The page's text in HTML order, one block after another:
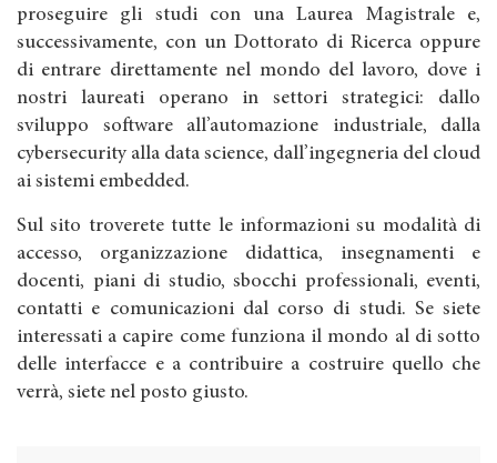
proseguire gli studi con una Laurea Magistrale e,
successivamente, con un Dottorato di Ricerca oppure
di entrare direttamente nel mondo del lavoro, dove i
nostri laureati operano in settori strategici: dallo
sviluppo software all’automazione industriale, dalla
cybersecurity alla data science, dall’ingegneria del cloud
ai sistemi embedded.
Sul sito troverete tutte le informazioni su modalità di
accesso, organizzazione didattica, insegnamenti e
docenti, piani di studio, sbocchi professionali, eventi,
contatti e comunicazioni dal corso di studi. Se siete
interessati a capire come funziona il mondo al di sotto
delle interfacce e a contribuire a costruire quello che
verrà, siete nel posto giusto.